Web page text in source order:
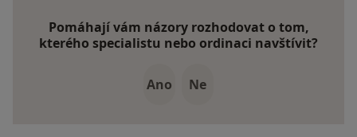
Pomáhají vám názory rozhodovat o tom,
kterého specialistu nebo ordinaci navštívit?
Ano Ne